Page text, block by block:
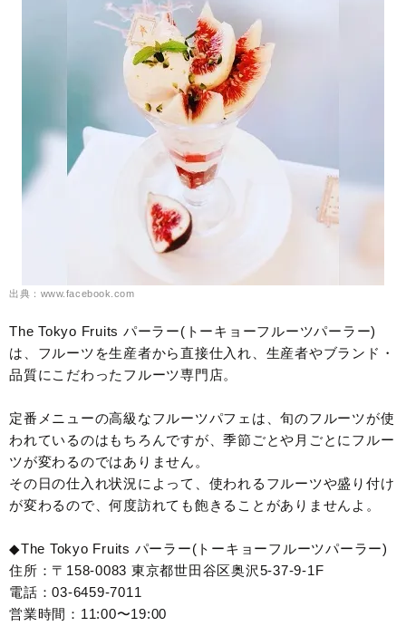
出典：www.facebook.com
The Tokyo Fruits パーラー(トーキョーフルーツパーラー)
は、フルーツを生産者から直接仕入れ、生産者やブランド・
品質にこだわったフルーツ専門店。
定番メニューの高級なフルーツパフェは、旬のフルーツが使
われているのはもちろんですが、季節ごとや月ごとにフルー
ツが変わるのではありません。
その日の仕入れ状況によって、使われるフルーツや盛り付け
が変わるので、何度訪れても飽きることがありませんよ。
◆The Tokyo Fruits パーラー(トーキョーフルーツパーラー)
住所：〒158-0083 東京都世田谷区奥沢5-37-9-1F
電話：03-6459-7011
営業時間：11:00〜19:00